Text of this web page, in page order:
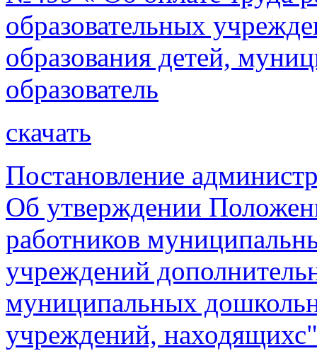
образовательных
образования детей,
образователь
скачать
Постановление
Об утверждении
работников
учреждений
муниципальных
учреждений, находящихс"